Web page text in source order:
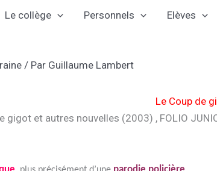
Le collège Personnels Elèves
/ Par Guillaume Lambert
Le Coup de
gigot et autres nouvelles (2003) , FOLIO